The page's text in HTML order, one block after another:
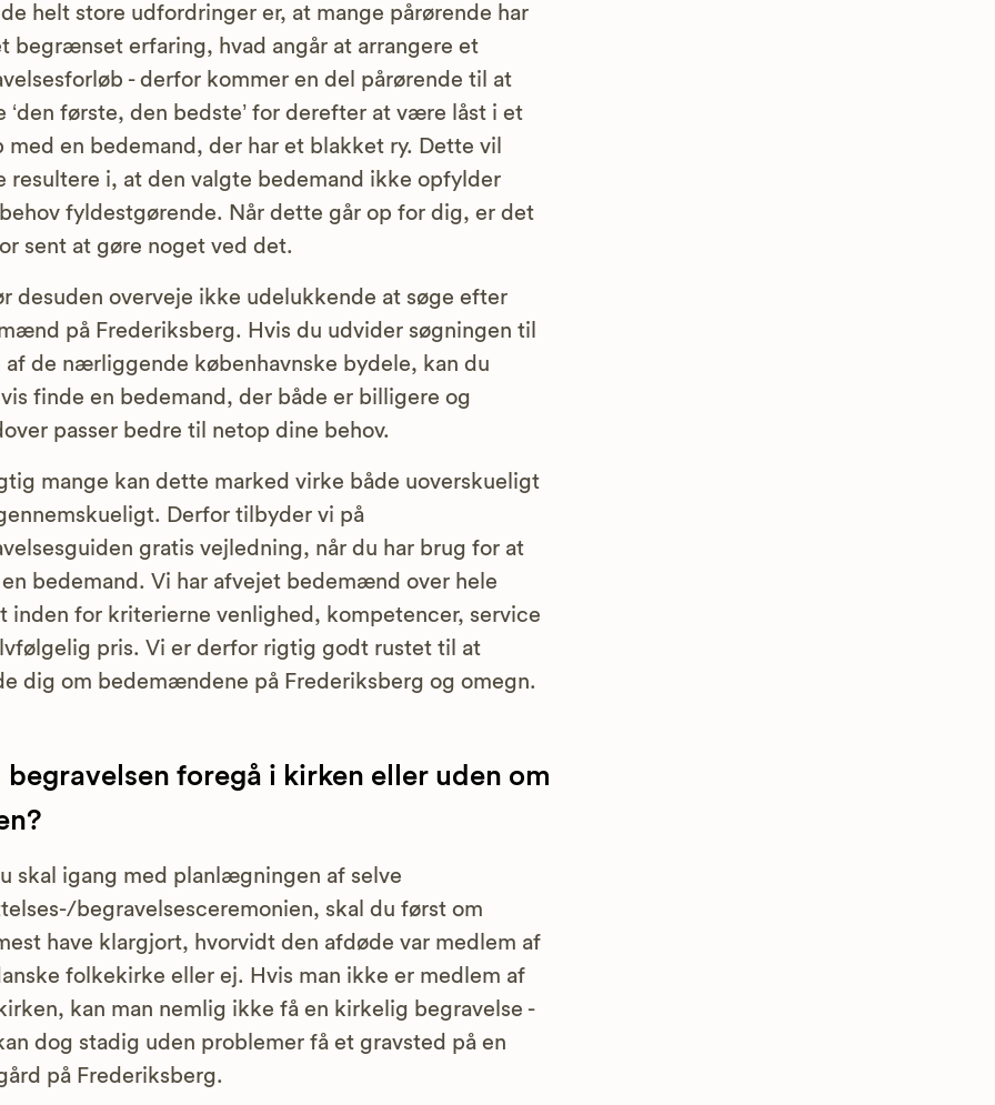
helt store udfordringer er, at mange pårørende har
begrænset erfaring, hvad angår at arrangere et
- derfor kommer en del pårørende til at
‘den første, den bedste’ for derefter at være låst i et
med en bedemand, der har et blakket ry. Dette vil
resultere i, at den valgte bedemand ikke opfylder
fyldestgørende. Når dette går op for dig, er det
sent at gøre noget ved det.
desuden overveje ikke udelukkende at søge efter
på Frederiksberg. Hvis du udvider søgningen til
af de nærliggende københavnske bydele, kan du
finde en bedemand, der både er billigere og
passer bedre til netop dine behov.
mange kan dette marked virke både uoverskueligt
Derfor tilbyder vi på
gratis vejledning, når du har brug for at
bedemand. Vi har afvejet bedemænd over hele
inden for kriterierne venlighed, kompetencer, service
pris. Vi er derfor rigtig godt rustet til at
dig om bedemændene på Frederiksberg og omegn.
begravelsen foregå i kirken eller uden om
skal igang med planlægningen af selve
begravelsesceremonien, skal du først om
have klargjort, hvorvidt den afdøde var medlem af
folkekirke eller ej. Hvis man ikke er medlem af
kan man nemlig ikke få en kirkelig begravelse -
dog stadig uden problemer få et gravsted på en
på Frederiksberg.